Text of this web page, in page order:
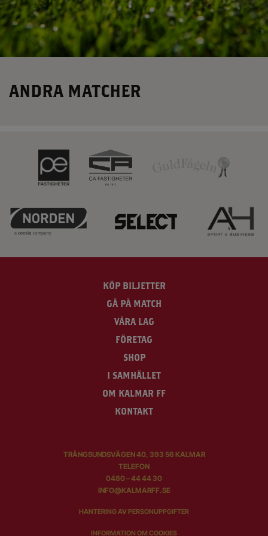
M
A
R
F
ANDRA MATCHER
KÖP BILJETTER
GÅ PÅ MATCH
VÅRA LAG
FÖRETAG
SHOP
I SAMHÄLLET
OM KALMAR FF
KONTAKT
TRÅNGSUNDSVÄGEN 40, 393 56 KALMAR
TELEFON
0480 – 44 44 30
INFO@KALMARFF.SE
HANTERING AV PERSONUPPGIFTER
INFORMATION OM COOKIES